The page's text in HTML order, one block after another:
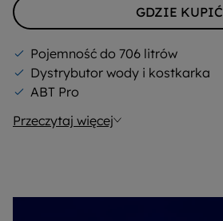
GDZIE KUPIĆ
Pojemność do 706 litrów
Dystrybutor wody i kostkarka
ABT Pro
Przeczytaj więcej